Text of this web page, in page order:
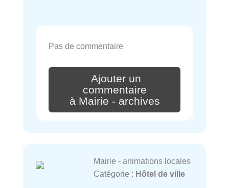
Pas de commentaire
Ajouter un
commentaire
à Mairie - archives
Mairie - animations locales
Catégorie : Hôtel de ville